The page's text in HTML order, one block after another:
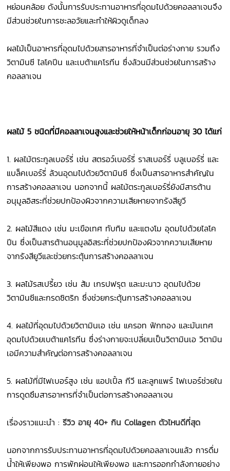
หย่อนคล้อย ดังนั้นการรับประทานอาหารที่อุดมไปด้วยคอลลาเจนจึง
มีส่วนช่วยในการชะลอวัยและทำให้ผิวดูเด็กลง
ผลไม้เป็นอาหารที่อุดมไปด้วยสารอาหารที่จำเป็นต่อร่างกาย รวมถึง
วิตามินซี ไลโคปีน และเบต้าแคโรทีน ซึ่งล้วนมีส่วนช่วยในการสร้าง
คอลลาเจน
ผลไม้ 5 ชนิดที่มีคอลลาเจนสูงและช่วยให้หน้าเด็กก่อนอายุ 30 ได้แก่
1. ผลไม้ตระกูลเบอร์รี่ เช่น สตรอว์เบอร์รี่ ราสเบอร์รี่ บลูเบอร์รี่ และ
แบล็คเบอร์รี่ ล้วนอุดมไปด้วยวิตามินซี ซึ่งเป็นสารอาหารสำคัญใน
การสร้างคอลลาเจน นอกจากนี้ ผลไม้ตระกูลเบอร์รี่ยังมีสารต้าน
อนุมูลอิสระที่ช่วยปกป้องผิวจากความเสียหายจากรังสียูวี
2. ผลไม้สีแดง เช่น มะเขือเทศ ทับทิม และแตงโม อุดมไปด้วยไลโค
ปีน ซึ่งเป็นสารต้านอนุมูลอิสระที่ช่วยปกป้องผิวจากความเสียหาย
จากรังสียูวีและช่วยกระตุ้นการสร้างคอลลาเจน
3. ผลไม้รสเปรี้ยว เช่น ส้ม เกรปฟรุต และมะนาว อุดมไปด้วย
วิตามินซีและกรดซิตริก ซึ่งช่วยกระตุ้นการสร้างคอลลาเจน
4. ผลไม้ที่อุดมไปด้วยวิตามินเอ เช่น แครอท ฟักทอง และมันเทศ
อุดมไปด้วยเบต้าแคโรทีน ซึ่งร่างกายจะเปลี่ยนเป็นวิตามินเอ วิตามิน
เอมีความสำคัญต่อการสร้างคอลลาเจน
5. ผลไม้ที่มีไฟเบอร์สูง เช่น แอปเปิ้ล กีวี และลูกแพร์ ไฟเบอร์ช่วยใน
การดูดซึมสารอาหารที่จำเป็นต่อการสร้างคอลลาเจน
เรื่องราวแนะนำ :รีวิว อายุ 40+ กิน Collagen ตัวไหนดีที่สุด
นอกจากการรับประทานอาหารที่อุดมไปด้วยคอลลาเจนแล้ว การดื่ม
น้ำให้เพียงพอ การพักผ่อนให้เพียงพอ และการออกกำลังกายอย่าง